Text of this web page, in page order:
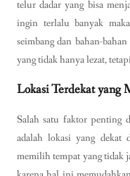
telur dadar yang bisa
ingin terlalu banyak
seimbang dan bahan-
yang tidak hanya lezat,
Lokasi Terdekat yang
Salah satu faktor penting
adalah lokasi yang dekat
memilih tempat yang tidak